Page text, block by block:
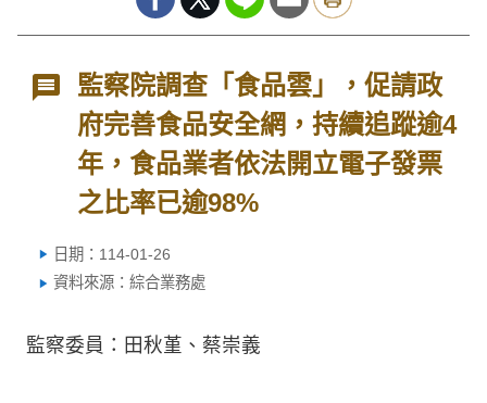
監察院調查「食品雲」，促請政
府完善食品安全網，持續追蹤逾4
年，食品業者依法開立電子發票
之比率已逾98%
日期：114-01-26
資料來源：綜合業務處
監察委員：田秋堇、蔡崇義